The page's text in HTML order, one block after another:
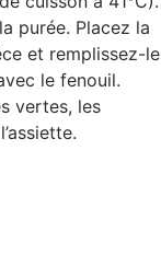
purée. Placez la
et remplissez-le
le fenouil.
vertes, les